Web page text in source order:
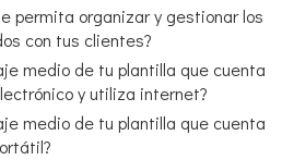
permita organizar y gestionar los
con tus clientes?
medio de tu plantilla que cuenta
y utiliza internet?
medio de tu plantilla que cuenta